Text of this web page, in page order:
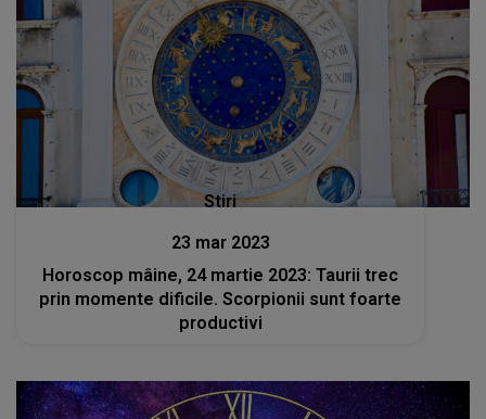
Stiri
23 mar 2023
Horoscop mâine, 24 martie 2023: Taurii trec
prin momente dificile. Scorpionii sunt foarte
productivi